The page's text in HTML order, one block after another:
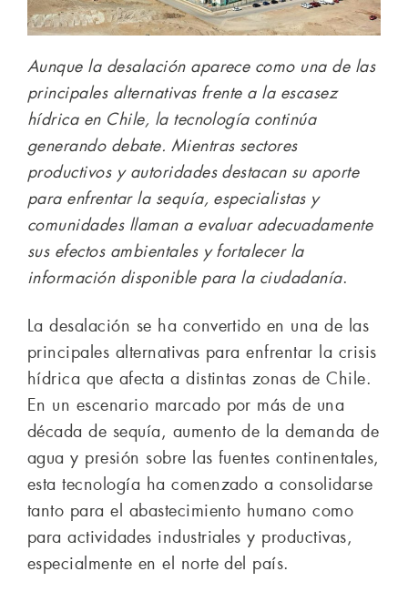
Aunque la desalación aparece como una de las
principales alternativas frente a la escasez
hídrica en Chile, la tecnología continúa
generando debate. Mientras sectores
productivos y autoridades destacan su aporte
para enfrentar la sequía, especialistas y
comunidades llaman a evaluar adecuadamente
sus efectos ambientales y fortalecer la
información disponible para la ciudadanía.
La desalación se ha convertido en una de las
principales alternativas para enfrentar la crisis
hídrica que afecta a distintas zonas de Chile.
En un escenario marcado por más de una
década de sequía, aumento de la demanda de
agua y presión sobre las fuentes continentales,
esta tecnología ha comenzado a consolidarse
tanto para el abastecimiento humano como
para actividades industriales y productivas,
especialmente en el norte del país.